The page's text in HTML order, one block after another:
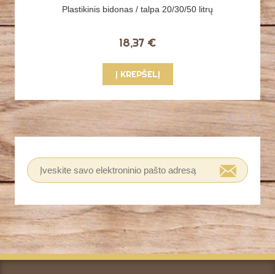
Plastikinis bidonas / talpa 20/30/50 litrų
18,37 €
Į KREPŠELĮ